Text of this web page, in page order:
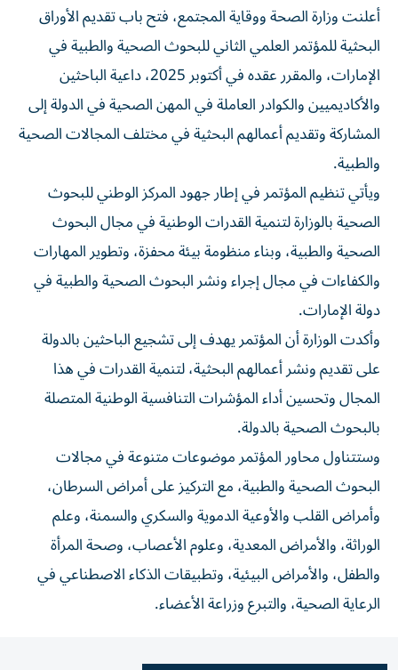
أعلنت وزارة الصحة ووقاية المجتمع، فتح باب تقديم الأوراق
البحثية للمؤتمر العلمي الثاني للبحوث الصحية والطبية في
الإمارات، والمقرر عقده في أكتوبر 2025، داعية الباحثين
والأكاديميين والكوادر العاملة في المهن الصحية في الدولة إلى
المشاركة وتقديم أعمالهم البحثية في مختلف المجالات الصحية
والطبية.
ويأتي تنظيم المؤتمر في إطار جهود المركز الوطني للبحوث
الصحية بالوزارة لتنمية القدرات الوطنية في مجال البحوث
الصحية والطبية، وبناء منظومة بيئة محفزة، وتطوير المهارات
والكفاءات في مجال إجراء ونشر البحوث الصحية والطبية في
دولة الإمارات.
وأكدت الوزارة أن المؤتمر يهدف إلى تشجيع الباحثين بالدولة
على تقديم ونشر أعمالهم البحثية، لتنمية القدرات في هذا
المجال وتحسين أداء المؤشرات التنافسية الوطنية المتصلة
بالبحوث الصحية بالدولة.
وستتناول محاور المؤتمر موضوعات متنوعة في مجالات
البحوث الصحية والطبية، مع التركيز على أمراض السرطان،
وأمراض القلب والأوعية الدموية والسكري والسمنة، وعلم
الوراثة، والأمراض المعدية، وعلوم الأعصاب، وصحة المرأة
والطفل، والأمراض البيئية، وتطبيقات الذكاء الاصطناعي في
الرعاية الصحية، والتبرع وزراعة الأعضاء.